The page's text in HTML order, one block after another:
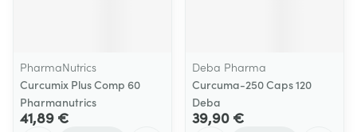
PharmaNutrics
Curcumix Plus Comp 60
Pharmanutrics
41,89 €
Deba Pharma
Curcuma-250 Caps 120
Deba
39,90 €